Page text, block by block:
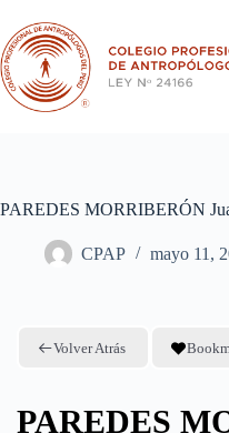
contenido
PAREDES MORRIBERÓN
CPAP mayo 11,
Volver Atrás
PAREDES